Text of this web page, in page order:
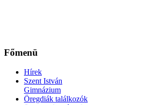
Főmenü
Hírek
Szent István
Gimnázium
Öregdiák találkozók